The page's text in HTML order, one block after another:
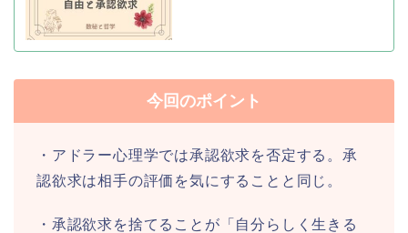
今回のポイント
・アドラー心理学では承認欲求を否定する。承
認欲求は相手の評価を気にすることと同じ。
・承認欲求を捨てることが「自分らしく生きる